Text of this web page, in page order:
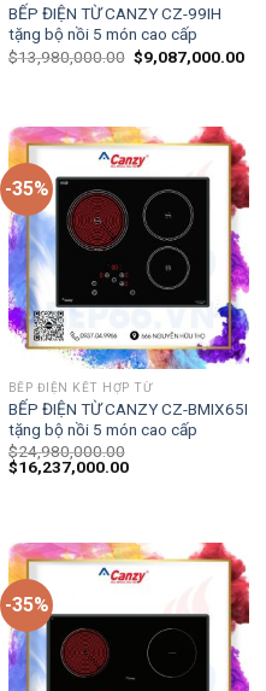
BẾP ĐIỆN TỪ CANZY CZ-99IH
tặng bộ nồi 5 món cao cấp
$13,980,000.00 $9,087,000.00
-35%
BẾP ĐIỆN KẾT HỢP TỪ
BẾP ĐIỆN TỪ CANZY CZ-BMIX65I
tặng bộ nồi 5 món cao cấp
$24,980,000.00
$16,237,000.00
-35%